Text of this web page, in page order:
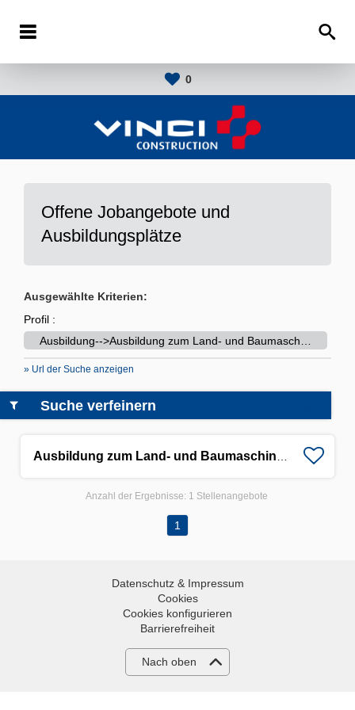
0
Offene Jobangebote und
Ausbildungsplätze
Ausgewählte Kriterien:
Profil :
» Url der Suche anzeigen
Suche verfeinern
Anzahl der Ergebnisse: 1 Stellenangebote
1
Datenschutz & Impressum
Cookies
Cookies konfigurieren
Barrierefreiheit
Nach oben